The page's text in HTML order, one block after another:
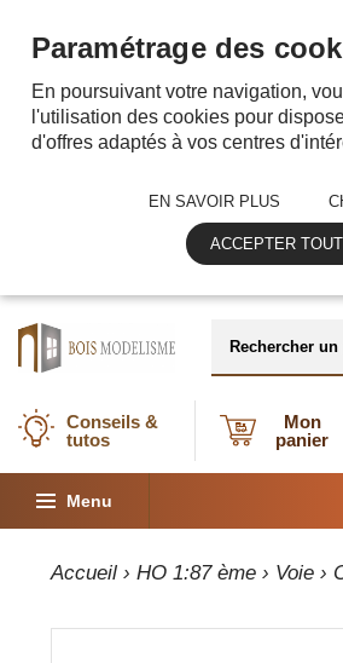
Conseils &
tutos
Mon
panier
Menu
Accueil ›HO 1:87 ème › Voie ›
Paramétrage des
En poursuivant votre navigation,
l'utilisation des cookies pour
d'offres adaptés à vos centres
EN SAVOIR PLUS
ACCEPTER TOUT